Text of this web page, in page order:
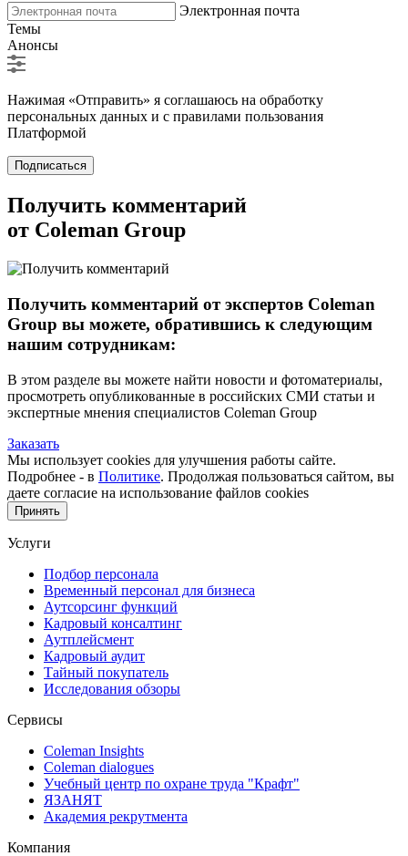
Электронная почта
Темы
Анонсы
Нажимая «Отправить» я соглашаюсь на обработку
персональных данных и с правилами пользования
Платформой
Подписаться
Получить комментарий
от Coleman Group
Получить комментарий от экспертов Coleman
Group вы можете, обратившись к следующим
нашим сотрудникам:
В этом разделе вы можете найти новости и фотоматериалы,
просмотреть опубликованные в российских СМИ статьи и
экспертные мнения специалистов Coleman Group
Заказать
Мы использует cookies для улучшения работы сайте.
Подробнее - в Политике. Продолжая пользоваться сайтом, вы
даете согласие на использование файлов cookies
Принять
Услуги
Подбор персонала
Временный персонал для бизнеса
Аутсорсинг функций
Кадровый консалтинг
Аутплейсмент
Кадровый аудит
Тайный покупатель
Исследования обзоры
Сервисы
Coleman Insights
Coleman dialogues
Учебный центр по охране труда "Крафт"
ЯЗАНЯТ
Академия рекрутмента
Компания